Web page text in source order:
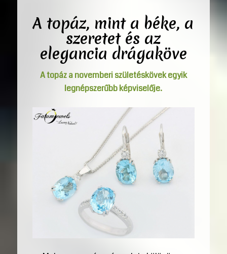
A topáz, mint a béke, a
szeretet és az
elegancia drágaköve
A topáz a novemberi születéskövek egyik
legnépszerűbb képviselője.